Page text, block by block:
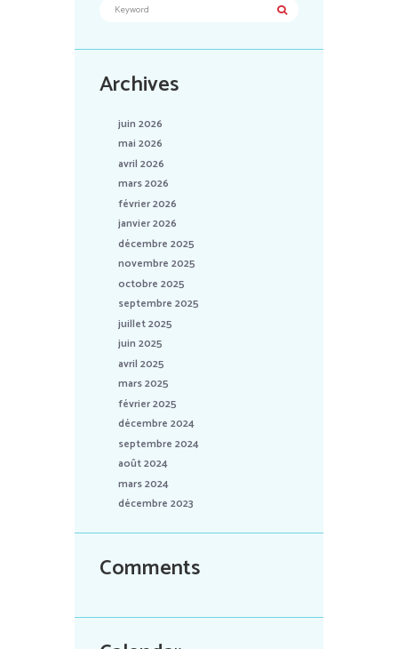
Archives
juin 2026
mai 2026
avril 2026
mars 2026
février 2026
janvier 2026
décembre 2025
novembre 2025
octobre 2025
septembre 2025
juillet 2025
juin 2025
avril 2025
mars 2025
février 2025
décembre 2024
septembre 2024
août 2024
mars 2024
décembre 2023
Comments